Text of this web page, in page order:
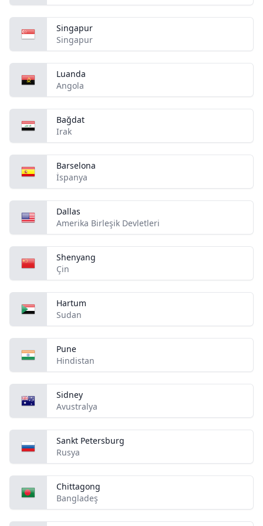
Singapur
Singapur
Luanda
Angola
Bağdat
Irak
Barselona
İspanya
Dallas
Amerika Birleşik Devletleri
Shenyang
Çin
Hartum
Sudan
Pune
Hindistan
Sidney
Avustralya
Sankt Petersburg
Rusya
Chittagong
Bangladeş